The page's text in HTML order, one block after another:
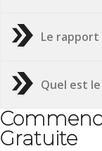
Le rapport
Quel est le
Gratuite